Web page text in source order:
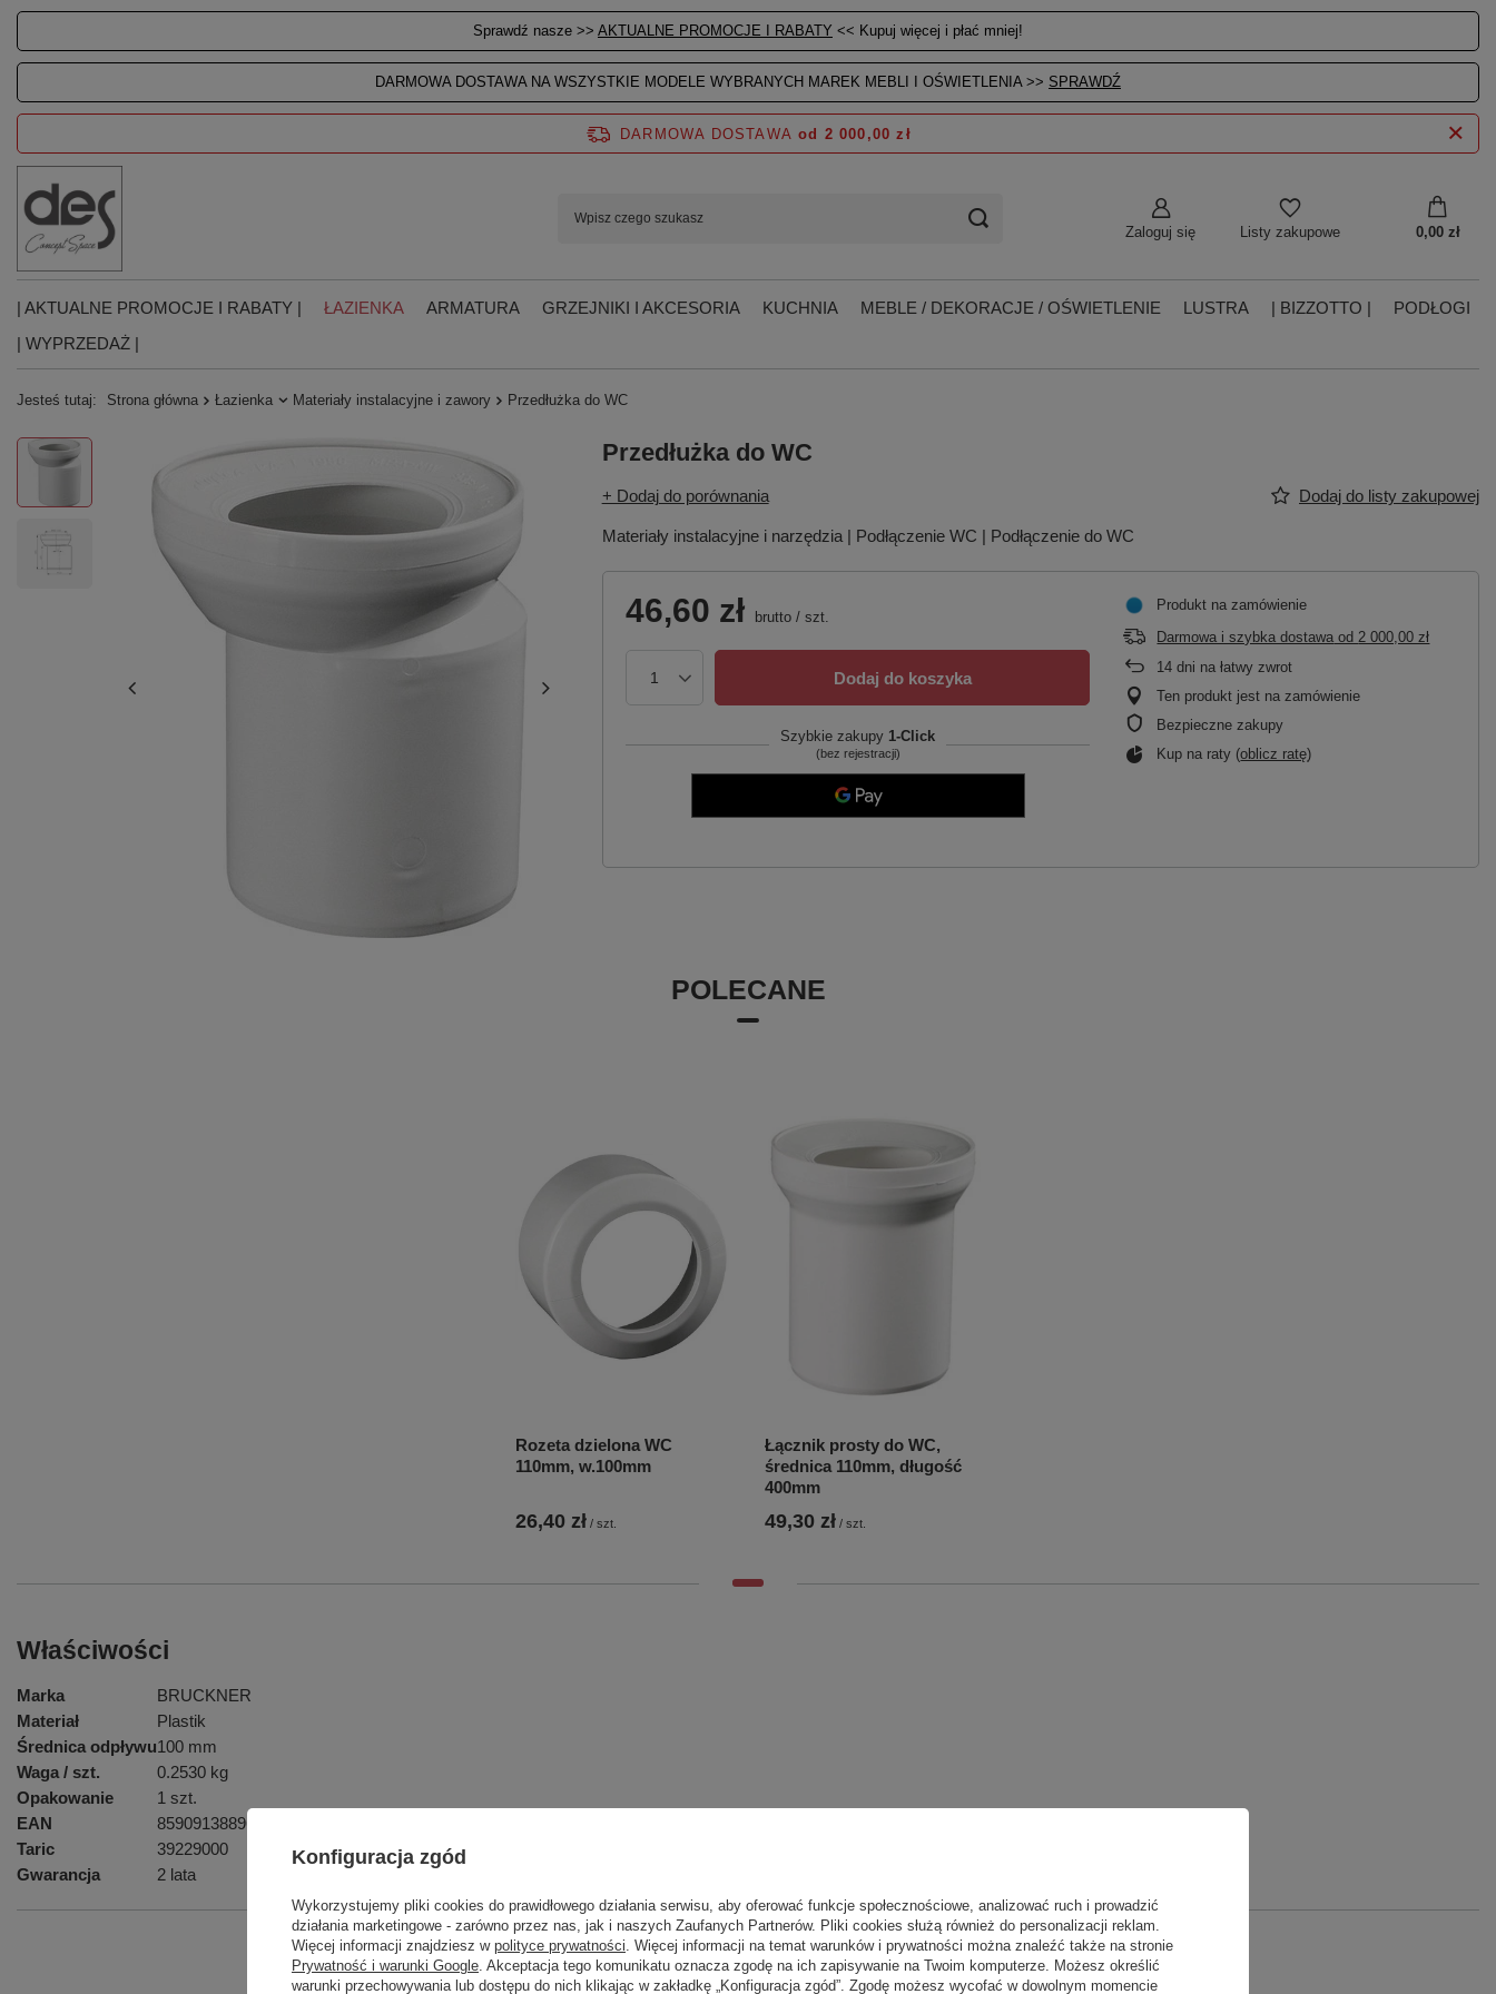
Sprawdź nasze >> AKTUALNE PROMOCJE I RABATY << Kupuj więcej i płać mniej!
DARMOWA DOSTAWA NA WSZYSTKIE MODELE WYBRANYCH MAREK MEBLI I OŚWIETLENIA >> SPRAWDŹ
Zaloguj się Listy zakupowe 0,00 zł
DARMOWA DOSTAWA od 2 000,00 zł
| AKTUALNE PROMOCJE I RABATY | ŁAZIENKA ARMATURA GRZEJNIKI I AKCESORIA KUCHNIA MEBLE / DEKORACJE / OŚWIETLENIE LUSTRA | BIZZOTTO |
PODŁOGI
| WYPRZEDAŻ |
Jesteś tutaj: Strona główna Łazienka Materiały instalacyjne i zawory Przedłużka do WC
Przedłużka do WC
+ Dodaj do porównania Dodaj do listy zakupowej
Materiały instalacyjne i narzędzia | Podłączenie WC | Podłączenie do WC
46,60 zł brutto/ szt.
Dodaj do koszyka
Szybkie zakupy 1-Click
(bez rejestracji)
Produkt na zamówienie
Darmowa i szybka dostawa od2 000,00 zł
14 dni na łatwy zwrot
Ten produkt jest na zamówienie
Bezpieczne zakupy
Kup na raty (oblicz ratę)
POLECANE
Rozeta dzielona WC
110mm, w.100mm
26,40 zł / szt.
Łącznik prosty do WC,
średnica 110mm, długość
400mm
49,30 zł / szt.
Właściwości
Marka
BRUCKNER
Materiał
Plastik
Średnica odpływu100 mm
Waga / szt.
0.2530 kg
Opakowanie
1 szt.
EAN
8590913889660
Taric
39229000
Gwarancja
2 lata
Marka Bruckner
Podmiot odpowiedzialny za ten produkt na terenie UE UBC s.r.o. Więcej
Konfiguracja zgód
Wykorzystujemy pliki cookies do prawidłowego działania serwisu, aby oferować funkcje społecznościowe, analizować ruch i prowadzić
działania marketingowe - zarówno przez nas, jak i naszych Zaufanych Partnerów. Pliki cookies służą również do personalizacji reklam.
Więcej informacji znajdziesz w polityce prywatności. Więcej informacji na temat warunków i prywatności można znaleźć także na stronie
Prywatność i warunki Google. Akceptacja tego komunikatu oznacza zgodę na ich zapisywanie na Twoim komputerze. Możesz określić
warunki przechowywania lub dostępu do nich klikając w zakładkę „Konfiguracja zgód”. Zgodę możesz wycofać w dowolnym momencie